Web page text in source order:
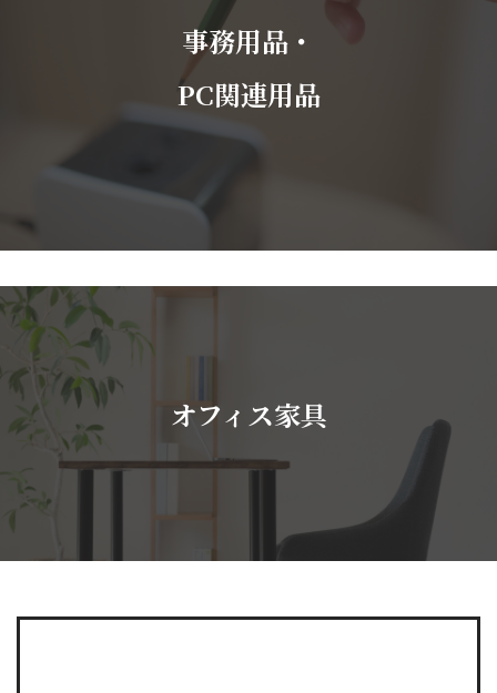
事務用品・
PC関連用品
オフィス家具